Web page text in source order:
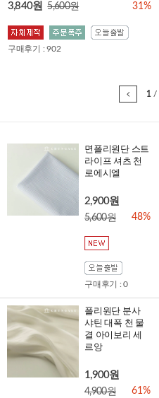
3,840원 5,600원 31%
구매후기 : 902
1 /
면폴리원단 스트
라이프 셔츠 천
로에시엘
2,900원
5,600원 48%
구매후기 : 0
폴리원단 분사
샤틴 대폭 천 물
결 아이보리 세
르앙
1,900원
4,900원 61%